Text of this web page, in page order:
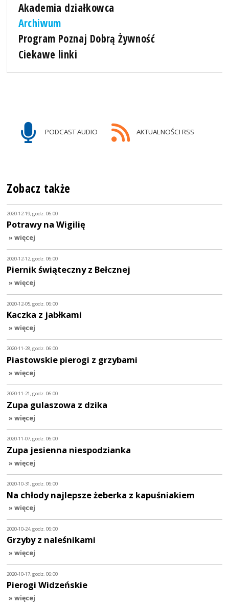
Akademia działkowca
Archiwum
Program Poznaj Dobrą Żywność
Ciekawe linki
PODCAST AUDIO AKTUALNOŚCI RSS
Zobacz także
2020-12-19, godz. 06:00
Potrawy na Wigilię
» więcej
2020-12-12, godz. 06:00
Piernik świąteczny z Bełcznej
» więcej
2020-12-05, godz. 06:00
Kaczka z jabłkami
» więcej
2020-11-28, godz. 06:00
Piastowskie pierogi z grzybami
» więcej
2020-11-21, godz. 06:00
Zupa gulaszowa z dzika
» więcej
2020-11-07, godz. 06:00
Zupa jesienna niespodzianka
» więcej
2020-10-31, godz. 06:00
Na chłody najlepsze żeberka z kapuśniakiem
» więcej
2020-10-24, godz. 06:00
Grzyby z naleśnikami
» więcej
2020-10-17, godz. 06:00
Pierogi Widzeńskie
» więcej